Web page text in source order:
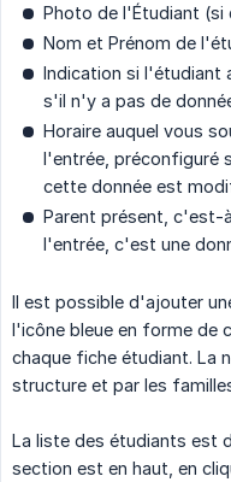
Photo de l'Étudiant (si
Nom et Prénom de
Indication si l'étudiant
s'il n'y a pas de
Horaire auquel vous
l'entrée, préconfiguré
cette donnée est
Parent présent, c'est-
l'entrée, c'est une
Il est possible d'ajouter
l'icône bleue en forme de
chaque fiche étudiant. La
structure et par les
La liste des étudiants est
section est en haut, en